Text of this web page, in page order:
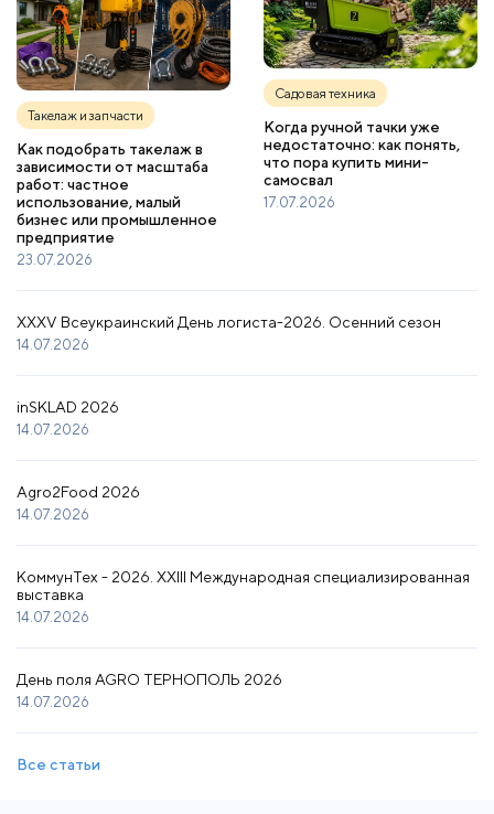
Такелаж и запчасти
Как подобрать такелаж в
зависимости от масштаба
работ: частное
использование, малый
бизнес или промышленное
предприятие
23.07.2026
Садовая техника
Когда ручной тачки уже
недостаточно: как понять,
что пора купить мини-
самосвал
17.07.2026
XXXV Всеукраинский День логиста-2026. Осенний сезон
14.07.2026
inSKLAD 2026
14.07.2026
Agro2Food 2026
14.07.2026
КоммунТех - 2026. XXIII Международная специализированная
выставка
14.07.2026
День поля AGRO ТЕРНОПОЛЬ 2026
14.07.2026
Все статьи